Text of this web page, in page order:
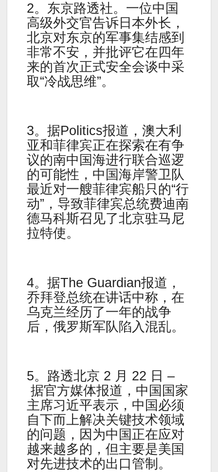
2。东京路透社。一位中国
高级外交官告诉日本外长，
北京对东京的军事集结感到
非常不安，并批评它在四年
来的首次正式安全会谈中采
取“冷战思维”。
3。据Politics报道，澳大利
亚和菲律宾正在探索在有争
议的南中国海进行联合巡逻
的可能性，中国海岸警卫队
最近对一艘菲律宾船只的“行
动”，导致菲律宾总统费迪南
德马科斯召见了北京驻马尼
拉特使。
4。据The Guardian报道，
乔拜登总统在讲话中称，在
乌克兰经历了一年的战争
后，俄罗斯军队陷入混乱。
5。路透北京 2 月 22 日 –
据官方媒体报道，中国国家
主席习近平表示，中国必须
自下而上解决关键技术领域
的问题，因为中国正在应对
越来越多的，但主要是美国
对先进技术的出口管制。